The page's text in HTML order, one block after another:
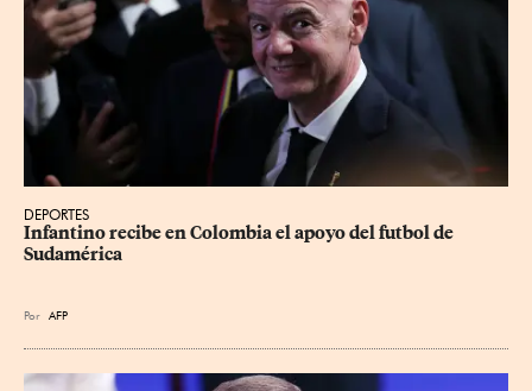
DEPORTES
Infantino recibe en Colombia el apoyo del futbol de
Sudamérica
Por AFP